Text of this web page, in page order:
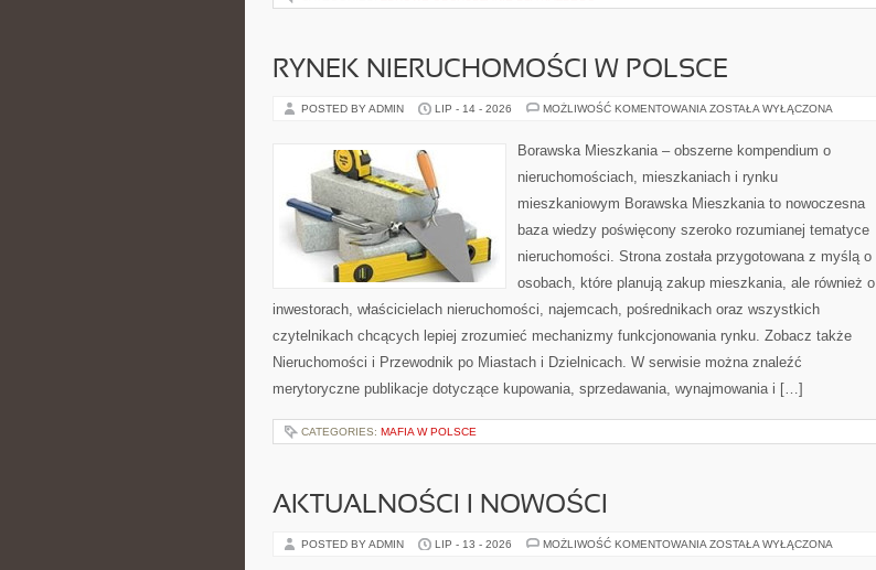
RYNEK NIERUCHOMOŚCI W POLSCE
POSTED BY ADMIN LIP - 14 - 2026 MOŻLIWOŚĆ KOMENTOWANIA RYNEK
POLSCE
ZOSTAŁA WYŁĄCZONA
Borawska Mieszkania – obszerne kompendium o
nieruchomościach, mieszkaniach i rynku
mieszkaniowym Borawska Mieszkania to nowoczesna
baza wiedzy poświęcony szeroko rozumianej tematyce
nieruchomości. Strona została przygotowana z myślą o
osobach, które planują zakup mieszkania, ale również o
inwestorach, właścicielach nieruchomości, najemcach, pośrednikach oraz wszystkich
czytelnikach chcących lepiej zrozumieć mechanizmy funkcjonowania rynku. Zobacz także
Nieruchomości i Przewodnik po Miastach i Dzielnicach. W serwisie można znaleźć
merytoryczne publikacje dotyczące kupowania, sprzedawania, wynajmowania i […]
CATEGORIES: MAFIA W POLSCE
AKTUALNOŚCI I NOWOŚCI
POSTED BY ADMIN LIP - 13 - 2026 MOŻLIWOŚĆ KOMENTOWANIA AKTUALNOŚCI
ZOSTAŁA WYŁĄCZONA